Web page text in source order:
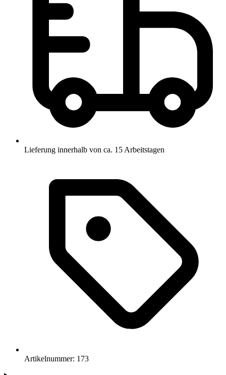
Lieferung innerhalb von ca. 15 Arbeitstagen
Artikelnummer: 173